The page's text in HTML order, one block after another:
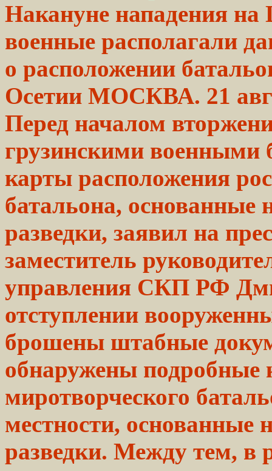
Накануне нападения на
военные располагали
о расположении
Осетии МОСКВА. 21
Перед началом
грузинскими военными
карты расположения
батальона, основанные
разведки, заявил на
заместитель
управления СКП РФ
отступлении
брошены штабные
обнаружены подробные
миротворческого
местности, основанные
разведки. Между тем, в